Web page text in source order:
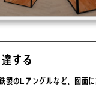
する
製のLアングルなど、図面